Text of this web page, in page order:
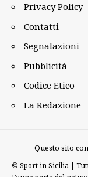
Privacy Policy
Contatti
Segnalazioni
Pubblicità
Codice Etico
La Redazione
Questo sito
© Sport in Sicilia |